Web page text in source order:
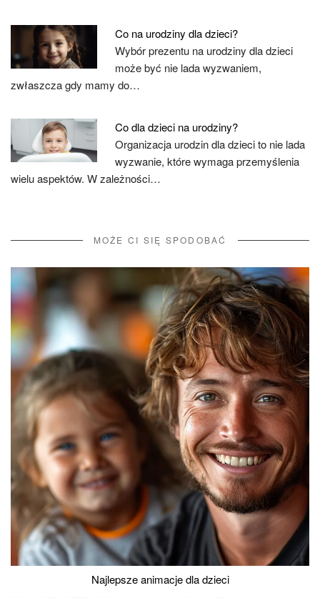
Co na urodziny dla dzieci?
Wybór prezentu na urodziny dla dzieci
może być nie lada wyzwaniem,
zwłaszcza gdy mamy do…
Co dla dzieci na urodziny?
Organizacja urodzin dla dzieci to nie lada
wyzwanie, które wymaga przemyślenia
wielu aspektów. W zależności…
MOŻE CI SIĘ SPODOBAĆ
Najlepsze animacje dla dzieci